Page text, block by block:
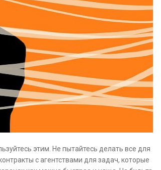
этим. Не пытайтесь делать все для
с агентствами для задач, которые